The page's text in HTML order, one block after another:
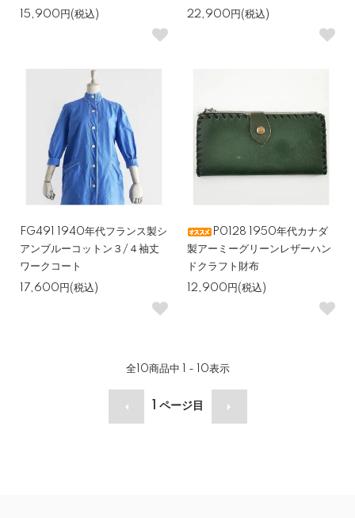
15,900円(税込)
22,900円(税込)
FG491 1940年代フランス製シ
アンブルーコットン３/４袖丈
ワークコート
17,600円(税込)
P0128 1950年代カナダ
製アーミーグリーンレザーハン
ドクラフト財布
12,900円(税込)
全10商品中 1 - 10表示
ページ目